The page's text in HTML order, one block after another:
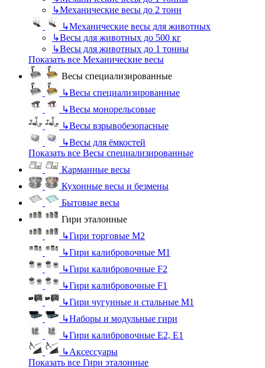
↳Механические весы до 2 тонн
↳Механические весы для животных
↳Весы для животных до 500 кг
↳Весы для животных до 1 тонны
Показать все Механические весы
Весы специализированные
↳Весы специализированные
↳Весы монорельсовые
↳Весы взрывобезопасные
↳Весы для ёмкостей
Показать все Весы специализированные
Карманные весы
Кухонные весы и безмены
Бытовые весы
Гири эталонные
↳Гири торговые М2
↳Гири калибровочные М1
↳Гири калибровочные F2
↳Гири калибровочные F1
↳Гири чугунные и стальные М1
↳Наборы и модульные гири
↳Гири калибровочные E2, Е1
↳Аксессуары
Показать все Гири эталонные